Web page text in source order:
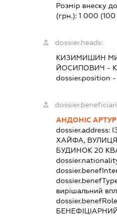
Розмір внеску
(грн.):1 000 (100
dossier.heads:
КИЗИМИШИН
ЙОСИПОВИЧ -
dossier.position -
АНДОНІС АРТУР
dossier.address:
ХАЙФА,
БУДИНОК 20
вирішальний